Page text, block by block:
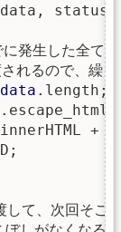
status
発生した全ての
るので、繰り
data .length;
+
、次回そこか